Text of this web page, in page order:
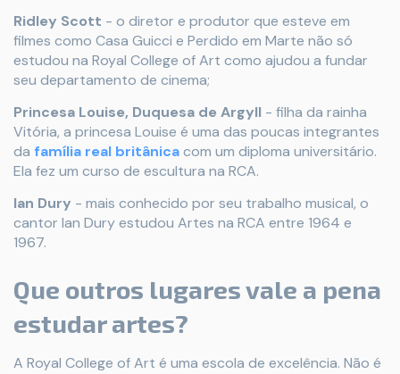
Ridley Scott - o diretor e produtor que esteve em
filmes como Casa Guicci e Perdido em Marte não só
estudou na Royal College of Art como ajudou a fundar
seu departamento de cinema;
Princesa Louise, Duquesa de Argyll - filha da rainha
Vitória, a princesa Louise é uma das poucas integrantes
da família real britânicacom um diploma universitário.
Ela fez um curso de escultura na RCA.
Ian Dury - mais conhecido por seu trabalho musical, o
cantor Ian Dury estudou Artes na RCA entre 1964 e
1967.
Que outros lugares vale a pena
estudar artes?
A Royal College of Art é uma escola de excelência. Não é